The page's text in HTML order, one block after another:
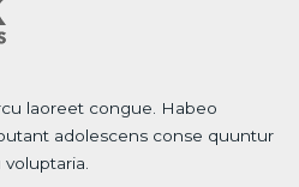
laoreet congue. Habeo
adolescens conse quuntur